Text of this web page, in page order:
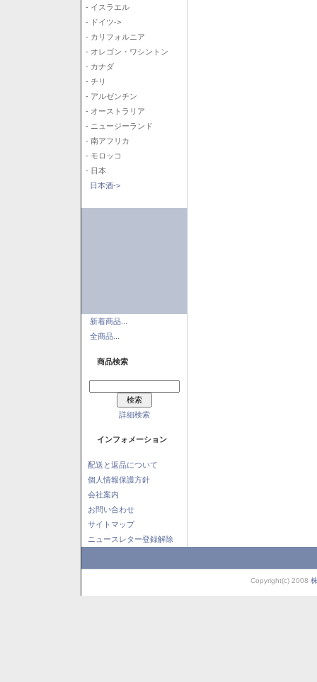
- イスラエル
- ドイツ->
- カリフォルニア
- オレゴン・ワシントン
- カナダ
- チリ
- アルゼンチン
- オーストラリア
- ニュージーランド
- 南アフリカ
- モロッコ
- 日本
日本酒->
新着商品...
全商品...
商品検索
詳細検索
インフォメーション
配送と返品について
個人情報保護方針
会社案内
お問い合わせ
サイトマップ
ニュースレター登録解除
Copyright(c) 2008